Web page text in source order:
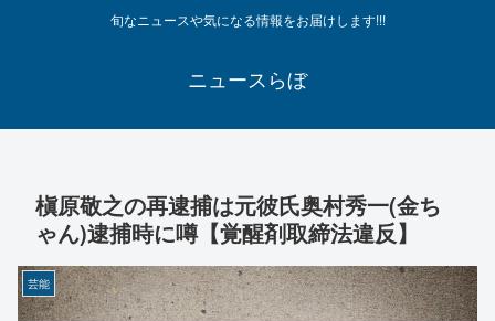
旬なニュースや気になる情報をお届けします!!!
ニュースらぼ
槇原敬之の再逮捕は元彼氏奥村秀一(金ち
ゃん)逮捕時に噂【覚醒剤取締法違反】
芸能